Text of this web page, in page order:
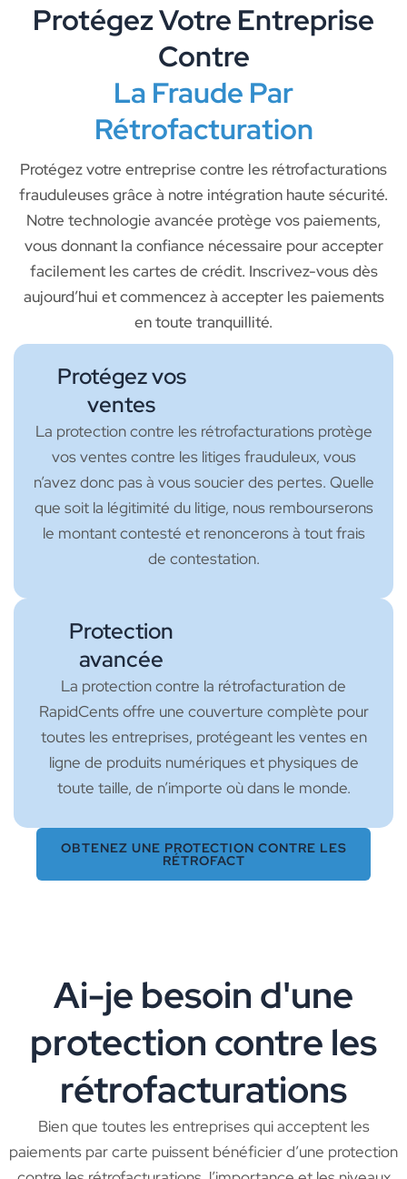
Protégez Votre Entreprise
Contre
La Fraude Par
Rétrofacturation
Protégez votre entreprise contre les rétrofacturations
frauduleuses grâce à notre intégration haute sécurité.
Notre technologie avancée protège vos paiements,
vous donnant la confiance nécessaire pour accepter
facilement les cartes de crédit. Inscrivez-vous dès
aujourd’hui et commencez à accepter les paiements
en toute tranquillité.
Protégez vos
ventes
La protection contre les rétrofacturations protège
vos ventes contre les litiges frauduleux, vous
n’avez donc pas à vous soucier des pertes. Quelle
que soit la légitimité du litige, nous rembourserons
le montant contesté et renoncerons à tout frais
de contestation.
Protection
avancée
La protection contre la rétrofacturation de
RapidCents offre une couverture complète pour
toutes les entreprises, protégeant les ventes en
ligne de produits numériques et physiques de
toute taille, de n’importe où dans le monde.
OBTENEZ UNE PROTECTION CONTRE LES
RÉTROFACT
Ai-je besoin d'une
protection contre les
rétrofacturations
Bien que toutes les entreprises qui acceptent les
paiements par carte puissent bénéficier d’une protection